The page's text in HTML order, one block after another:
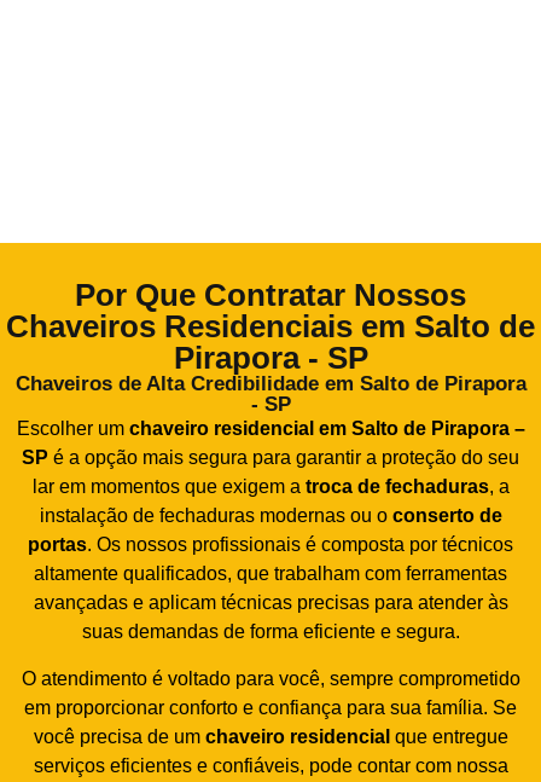
Por Que Contratar Nossos
Chaveiros Residenciais em Salto de
Pirapora - SP
Chaveiros de Alta Credibilidade em Salto de Pirapora
- SP
Escolher um chaveiro residencial em Salto de Pirapora –
SP é a opção mais segura para garantir a proteção do seu
lar em momentos que exigem a troca de fechaduras, a
instalação de fechaduras modernas ou o conserto de
portas. Os nossos profissionais é composta por técnicos
altamente qualificados, que trabalham com ferramentas
avançadas e aplicam técnicas precisas para atender às
suas demandas de forma eficiente e segura.
O atendimento é voltado para você, sempre comprometido
em proporcionar conforto e confiança para sua família. Se
você precisa de um chaveiro residencial que entregue
serviços eficientes e confiáveis, pode contar com nossa